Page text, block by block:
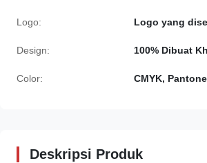
Logo: Logo yang
Design: 100% Dibuat
Color: CMYK,
Deskripsi Produk